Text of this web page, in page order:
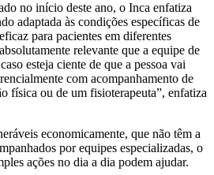
no início deste ano, o Inca enfatiza
adaptada às condições específicas de
para pacientes em diferentes
relevante que a equipe de
esteja ciente de que a pessoa vai
com acompanhamento de
física ou de um fisioterapeuta”, enfatiza
economicamente, que não têm a
por equipes especializadas, o
ações no dia a dia podem ajudar.